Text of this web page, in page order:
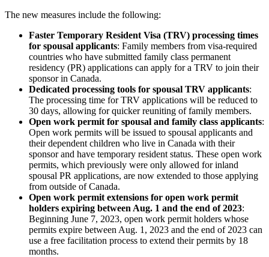
The new measures include the following:
Faster Temporary Resident Visa (TRV) processing times
for spousal applicants: Family members from visa-required
countries who have submitted family class permanent
residency (PR) applications can apply for a TRV to join their
sponsor in Canada.
Dedicated processing tools for spousal TRV applicants:
The processing time for TRV applications will be reduced to
30 days, allowing for quicker reuniting of family members.
Open work permit for spousal and family class applicants:
Open work permits will be issued to spousal applicants and
their dependent children who live in Canada with their
sponsor and have temporary resident status. These open work
permits, which previously were only allowed for inland
spousal PR applications, are now extended to those applying
from outside of Canada.
Open work permit extensions for open work permit
holders expiring between Aug. 1 and the end of 2023:
Beginning June 7, 2023, open work permit holders whose
permits expire between Aug. 1, 2023 and the end of 2023 can
use a free facilitation process to extend their permits by 18
months.